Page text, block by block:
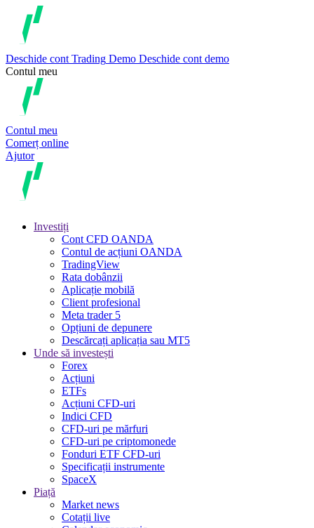
Deschide cont Trading Demo Deschide cont demo
Contul meu
Contul meu
Comerț online
Ajutor
Investiți
Cont CFD OANDA
Contul de acțiuni OANDA
TradingView
Rata dobânzii
Aplicație mobilă
Client profesional
Meta trader 5
Opțiuni de depunere
Descărcați aplicația sau MT5
Unde să investești
Forex
Acțiuni
ETFs
Acțiuni CFD-uri
Indici CFD
CFD-uri pe mărfuri
CFD-uri pe criptomonede
Fonduri ETF CFD-uri
Specificații instrumente
SpaceX
Piață
Market news
Cotații live